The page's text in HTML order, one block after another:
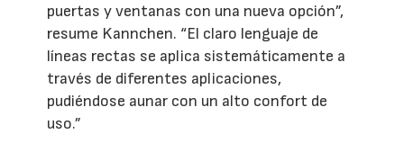
puertas y ventanas con una nueva opción”,
resume Kannchen. “El claro lenguaje de
líneas rectas se aplica sistemáticamente a
través de diferentes aplicaciones,
pudiéndose aunar con un alto confort de
uso.”